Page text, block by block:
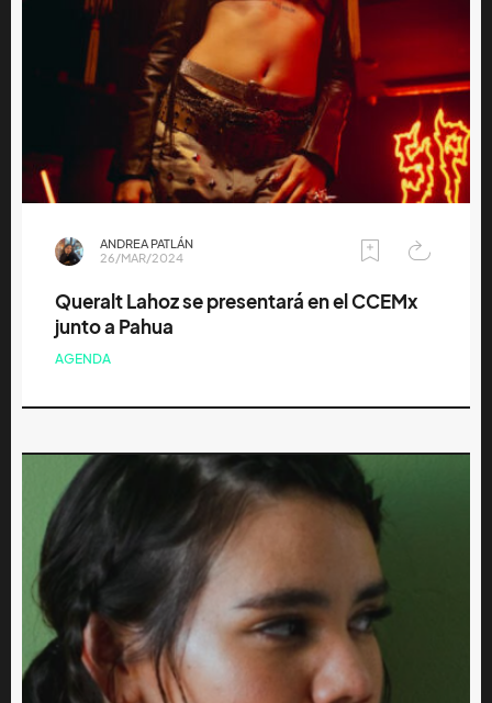
ANDREA PATLÁN
26/MAR/2024
Queralt Lahoz se presentará en el CCEMx
junto a Pahua
AGENDA